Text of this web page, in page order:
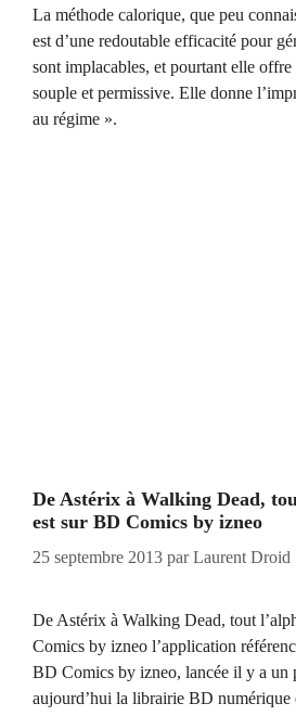
La méthode calorique, que peu
est d’une redoutable efficacité pour
sont implacables, et pourtant elle
souple et permissive. Elle donne
au régime ».
De Astérix à Walking Dead,
est sur BD Comics by izneo
25 septembre 2013 parLaurent Droid
De Astérix à Walking Dead, tout
Comics by izneo l’application
BD Comics by izneo, lancée il y a un
aujourd’hui la librairie BD numérique